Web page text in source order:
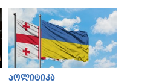
პოლიტიკა